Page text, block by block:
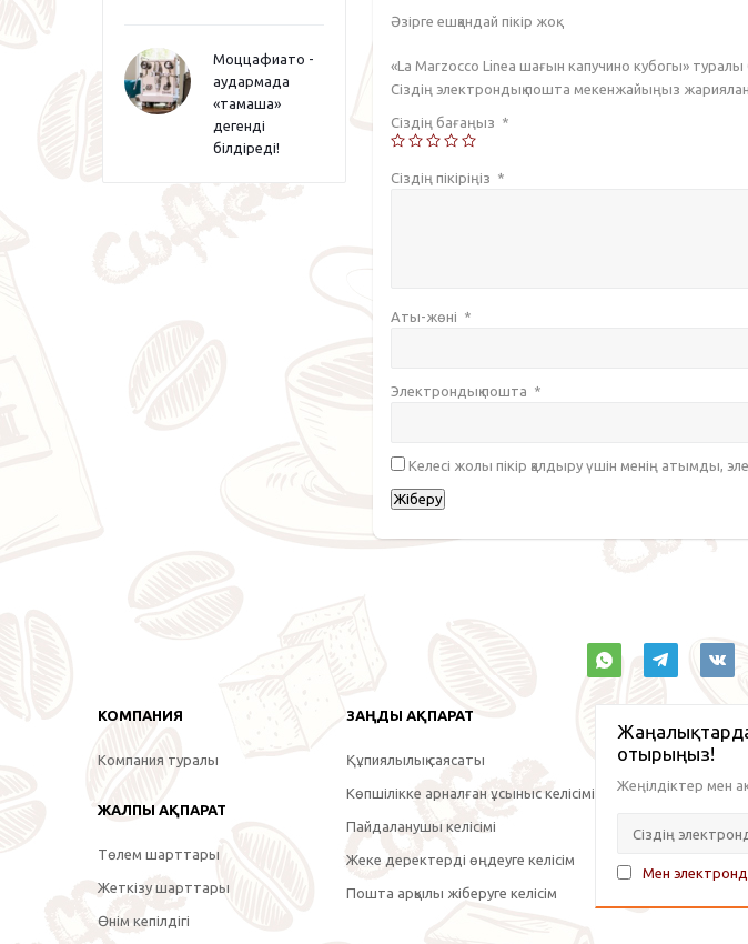
Моццафиато -
аудармада
«тамаша»
дегенді
білдіреді!
Әзірге ешқандай пікір жоқ.
«La Marzocco Linea шағын капучино кубогы» туралы
Сіздің электрондық пошта мекенжайыңыз
Сіздің бағаңыз *
Сіздің пікіріңіз *
Аты-жөні *
Электрондық пошта *
Келесі жолы пікір қалдыру үшін менің атымды,
КОМПАНИЯ
Компания туралы
ЖАЛПЫ АҚПАРАТ
Төлем шарттары
Жеткізу шарттары
Өнім кепілдігі
ЗАҢДЫ АҚПАРАТ
Құпиялылық саясаты
Көпшілікке арналған ұсыныс келісімі
Пайдаланушы келісімі
Жеке деректерді өңдеуге келісім
Пошта арқылы жіберуге келісім
отырыңыз!
Жеңілдіктер мен
Мен